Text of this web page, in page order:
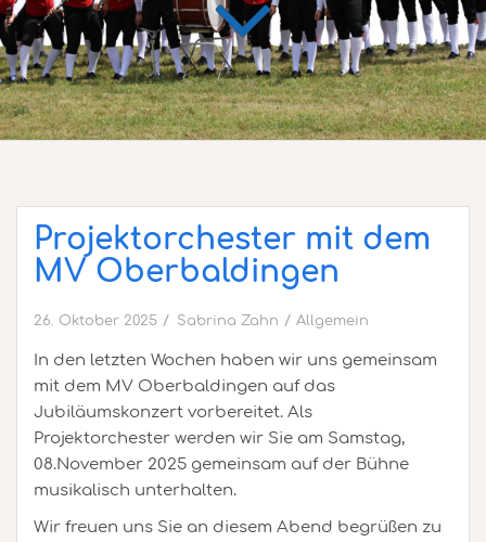
Projektorchester mit dem
MV Oberbaldingen
26. Oktober 2025 Sabrina Zahn Allgemein
In den letzten Wochen haben wir uns gemeinsam
mit dem MV Oberbaldingen auf das
Jubiläumskonzert vorbereitet. Als
Projektorchester werden wir Sie am Samstag,
08.November 2025 gemeinsam auf der Bühne
musikalisch unterhalten.
Wir freuen uns Sie an diesem Abend begrüßen zu